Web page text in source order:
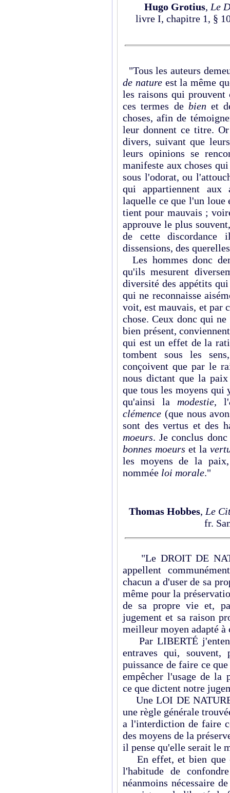
Hugo Grotius, Le
livre I, chapitre 1, §
"Tous les auteurs
de natureest la même
les raisons qui
ces termes de bien et
choses, afin de
leur donnent ce titre.
divers, suivant que
leurs opinions se
manifeste aux choses
sous l'odorat, ou
qui appartiennent
laquelle ce que l'un loue
tient pour mauvais ;
approuve le plus
de cette discordance
dissensions, des
Les hommes donc
qu'ils mesurent
diversité des appétits
qui ne reconnaisse
voit, est mauvais, et par
chose. Ceux donc qui
bien présent,
qui est un effet de la
tombent sous les
conçoivent que par le
nous dictant que la
que tous les moyens qui
qu'ainsi la modestie, l'
clémence (que nous
sont des vertus et des
moeurs. Je conclus
bonnes moeurs et la
les moyens de la
nommée loi morale."
Thomas Hobbes, Le
fr.
"Le DROIT DE
appellent
chacun a d'user de sa
même pour la
de sa propre vie et,
jugement et sa raison
meilleur moyen adapté à
Par LIBERTÉ
entraves qui, souvent,
puissance de faire ce
empêcher l'usage de la
ce que dictent notre
Une LOI DE
une règle générale
a l'interdiction de faire
des moyens de la
il pense qu'elle serait le
En effet, et bien que
l'habitude de
néanmoins nécessaire